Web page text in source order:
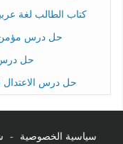
كتاب الطالب لغة عربية
حل درس مؤمن
حل درس
حل درس الاعتدال
سياسية الخصوصية -